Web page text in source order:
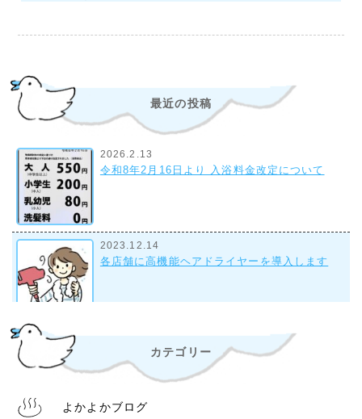
最近の投稿
2026.2.13
令和8年2月16日より 入浴料金改定について
2023.12.14
各店舗に高機能ヘアドライヤーを導入します
組合事務所について
カテゴリー
よかよかブログ